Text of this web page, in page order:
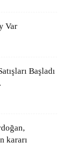
Var
Başladı
kararı